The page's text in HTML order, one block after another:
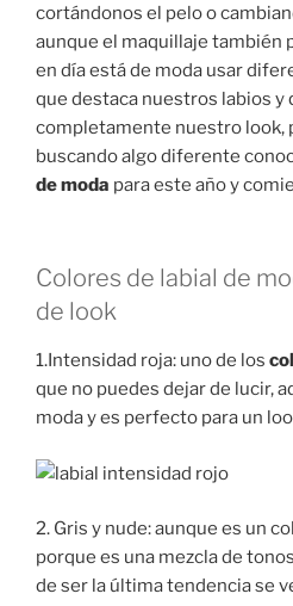
cortándonos el pelo o
aunque el maquillaje también
en día está de moda usar
que destaca nuestros labios
completamente nuestro look,
buscando algo diferente
de moda para este año y
Colores de labial de
de look
1.Intensidad roja: uno de los
que no puedes dejar de lucir,
moda y es perfecto para un
2. Gris y nude: aunque es un
porque es una mezcla de
de ser la última tendencia se